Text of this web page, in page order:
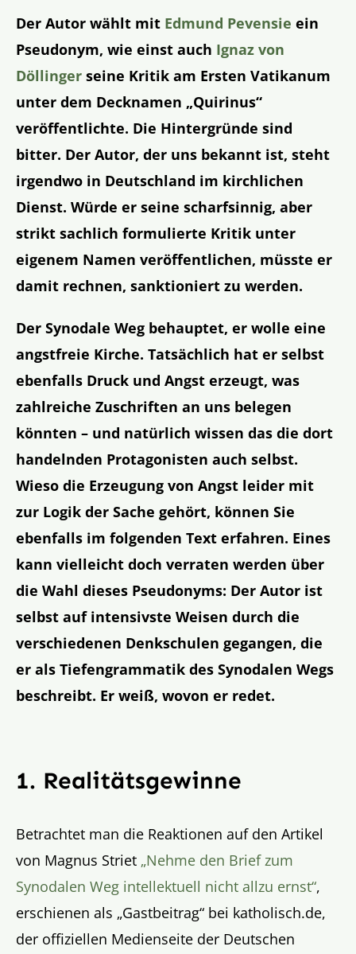
Der Autor wählt mit Edmund Pevensie ein
Pseudonym, wie einst auch Ignaz von
Döllinger seine Kritik am Ersten Vatikanum
unter dem Decknamen „Quirinus“
veröffentlichte. Die Hintergründe sind
bitter. Der Autor, der uns bekannt ist, steht
irgendwo in Deutschland im kirchlichen
Dienst. Würde er seine scharfsinnig, aber
strikt sachlich formulierte Kritik unter
eigenem Namen veröffentlichen, müsste er
damit rechnen, sanktioniert zu werden.
Der Synodale Weg behauptet, er wolle eine
angstfreie Kirche. Tatsächlich hat er selbst
ebenfalls Druck und Angst erzeugt, was
zahlreiche Zuschriften an uns belegen
könnten – und natürlich wissen das die dort
handelnden Protagonisten auch selbst.
Wieso die Erzeugung von Angst leider mit
zur Logik der Sache gehört, können Sie
ebenfalls im folgenden Text erfahren. Eines
kann vielleicht doch verraten werden über
die Wahl dieses Pseudonyms: Der Autor ist
selbst auf intensivste Weisen durch die
verschiedenen Denkschulen gegangen, die
er als Tiefengrammatik des Synodalen Wegs
beschreibt. Er weiß, wovon er redet.
1. Realitätsgewinne
Betrachtet man die Reaktionen auf den Artikel
von Magnus Striet „Nehme den Brief zum
Synodalen Weg intellektuell nicht allzu ernst“,
erschienen als „Gastbeitrag“ bei katholisch.de,
der offiziellen Medienseite der Deutschen